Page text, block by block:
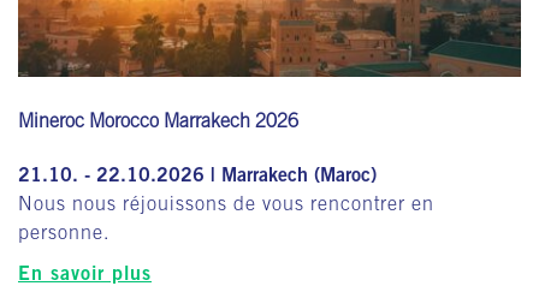
Mineroc Morocco Marrakech 2026
21.10. - 22.10.2026 | Marrakech (Maroc)
Nous nous réjouissons de vous rencontrer en
personne.
En savoir plus